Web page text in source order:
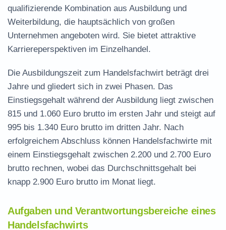
qualifizierende Kombination aus Ausbildung und
Weiterbildung, die hauptsächlich von großen
Unternehmen angeboten wird. Sie bietet attraktive
Karriereperspektiven im Einzelhandel.
Die Ausbildungszeit zum Handelsfachwirt beträgt drei
Jahre und gliedert sich in zwei Phasen. Das
Einstiegsgehalt während der Ausbildung liegt zwischen
815 und 1.060 Euro brutto im ersten Jahr und steigt auf
995 bis 1.340 Euro brutto im dritten Jahr. Nach
erfolgreichem Abschluss können Handelsfachwirte mit
einem Einstiegsgehalt zwischen 2.200 und 2.700 Euro
brutto rechnen, wobei das Durchschnittsgehalt bei
knapp 2.900 Euro brutto im Monat liegt.
Aufgaben und Verantwortungsbereiche eines
Handelsfachwirts